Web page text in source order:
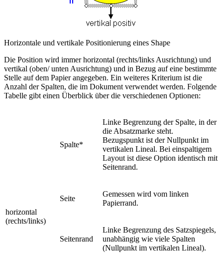
Horizontale und vertikale Positionierung eines Shape
Die Position wird immer horizontal (rechts/links Ausrichtung) und
vertikal (oben/ unten Ausrichtung) und in Bezug auf eine bestimmte
Stelle auf dem Papier angegeben. Ein weiteres Kriterium ist die
Anzahl der Spalten, die im Dokument verwendet werden. Folgende
Tabelle gibt einen Überblick über die verschiedenen Optionen:
horizontal
(rechts/links)
Spalte*
Linke Begrenzung der Spalte, in der
die Absatzmarke steht.
Bezugspunkt ist der Nullpunkt im
vertikalen Lineal. Bei einspaltigem
Layout ist diese Option identisch mit
Seitenrand.
Seite
Gemessen wird vom linken
Papierrand.
Seitenrand
Linke Begrenzung des Satzspiegels,
unabhängig wie viele Spalten
(Nullpunkt im vertikalen Lineal).